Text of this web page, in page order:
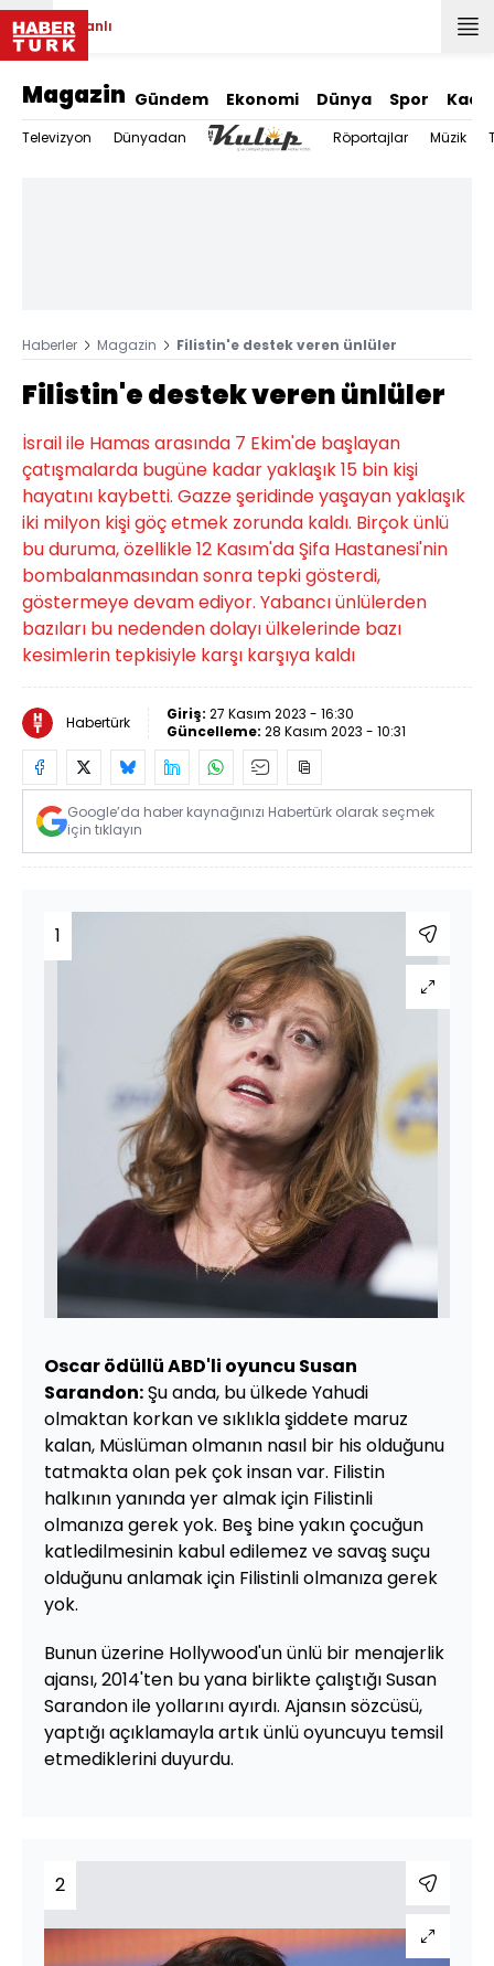
Canlı
Magazin Gündem Ekonomi Dünya Spor
Televizyon Dünyadan Röportajlar Müzik
Haberler Magazin Filistin'e destek veren ünlüler
Filistin'e destek veren ünlüler
İsrail ile Hamas arasında 7 Ekim'de başlayan
çatışmalarda bugüne kadar yaklaşık 15 bin kişi
hayatını kaybetti. Gazze şeridinde yaşayan yaklaşık
iki milyon kişi göç etmek zorunda kaldı. Birçok ünlü
bu duruma, özellikle 12 Kasım'da Şifa Hastanesi'nin
bombalanmasından sonra tepki gösterdi,
göstermeye devam ediyor. Yabancı ünlülerden
bazıları bu nedenden dolayı ülkelerinde bazı
kesimlerin tepkisiyle karşı karşıya kaldı
Habertürk Giriş: 27 Kasım 2023 - 16:30
Güncelleme: 28 Kasım 2023 - 10:31
Google’da haber kaynağınızı Habertürk olarak seçmek
için tıklayın
1
Oscar ödüllü ABD'li oyuncu Susan
Sarandon:Şu anda, bu ülkede Yahudi
olmaktan korkan ve sıklıkla şiddete maruz
kalan, Müslüman olmanın nasıl bir his olduğunu
tatmakta olan pek çok insan var. Filistin
halkının yanında yer almak için Filistinli
olmanıza gerek yok. Beş bine yakın çocuğun
katledilmesinin kabul edilemez ve savaş suçu
olduğunu anlamak için Filistinli olmanıza gerek
yok.
Bunun üzerine Hollywood'un ünlü bir menajerlik
ajansı, 2014'ten bu yana birlikte çalıştığı Susan
Sarandon ile yollarını ayırdı. Ajansın sözcüsü,
yaptığı açıklamayla artık ünlü oyuncuyu temsil
etmediklerini duyurdu.
2